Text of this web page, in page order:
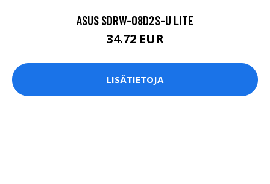
ASUS SDRW-08D2S-U LITE
34.72 EUR
LISÄTIETOJA